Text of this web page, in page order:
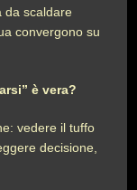
da scaldare
convergono su
è vera?
vedere il tuffo
decisione,